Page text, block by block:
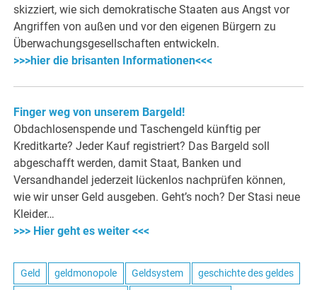
skizziert, wie sich demokratische Staaten aus Angst vor
Angriffen von außen und vor den eigenen Bürgern zu
Überwachungsgesellschaften entwickeln.
>>>hier die brisanten Informationen<<<
Finger weg von unserem Bargeld!
Obdachlosenspende und Taschengeld künftig per
Kreditkarte? Jeder Kauf registriert? Das Bargeld soll
abgeschafft werden, damit Staat, Banken und
Versandhandel jederzeit lückenlos nachprüfen können,
wie wir unser Geld ausgeben. Geht’s noch? Der Stasi neue
Kleider…
>>> Hier geht es weiter <<<
Geld geldmonopole Geldsystem geschichte des geldes